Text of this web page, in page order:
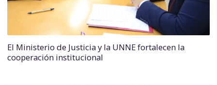
El Ministerio de Justicia y la UNNE fortalecen la
cooperación institucional